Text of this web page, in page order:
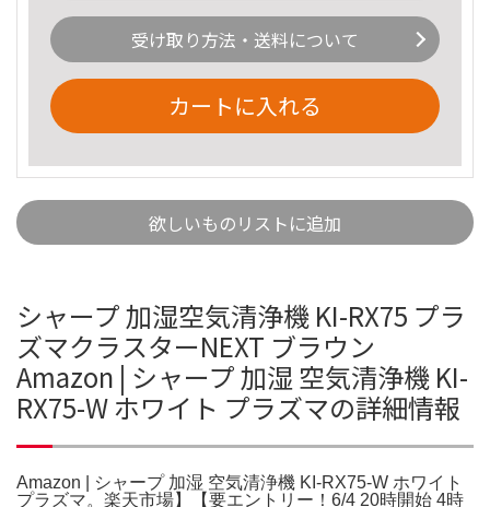
受け取り方法・送料について
カートに入れる
欲しいものリストに追加
シャープ 加湿空気清浄機 KI-RX75 プラ
ズマクラスターNEXT ブラウン
Amazon | シャープ 加湿 空気清浄機 KI-
RX75-W ホワイト プラズマの詳細情報
Amazon | シャープ 加湿 空気清浄機 KI-RX75-W ホワイト
プラズマ。楽天市場】【要エントリー！6/4 20時開始 4時